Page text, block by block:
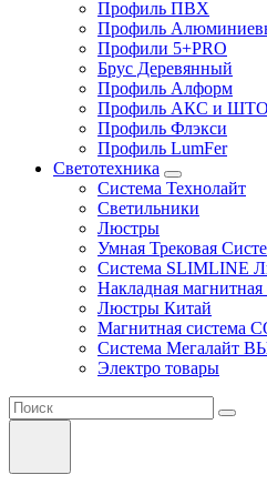
Профиль ПВХ
Профиль
Профили 5+PRO
Брус Деревянный
Профиль Алформ
Профиль АКС и
Профиль Флэкси
Профиль LumFer
Светотехника
Система Технолайт
Светильники
Люстры
Умная Трековая
Система SLIMLINE
Накладная
Люстры Китай
Магнитная система
Система
Электро товары